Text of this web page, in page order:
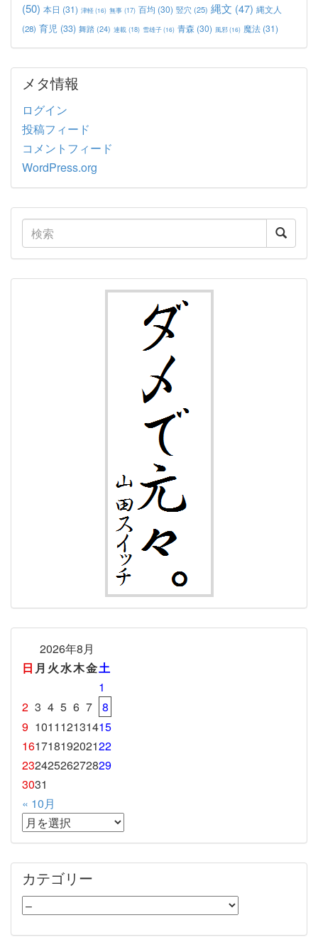
(50) 本日 (31) 津軽(16) 無事 (17) 百均 (30) 竪穴 (25) 縄文 (47) 縄文人
(28) 育児 (33) 舞踏 (24) 連載 (18) 雪雄子(16) 青森 (30) 風邪(16) 魔法 (31)
メタ情報
ログイン
投稿フィード
コメントフィード
WordPress.org
2026年8月
日 月 火水木金土
1
2 3 4 5 6 7
8
9 101112131415
16171819202122
23242526272829
3031
« 10月
カテゴリー